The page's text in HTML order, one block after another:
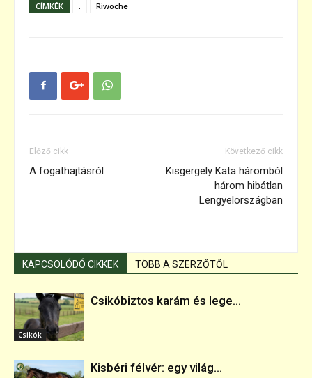
CÍMKÉK Riwoche
Előző cikk
A fogathajtásról
Következő cikk
Kisgergely Kata háromból
három hibátlan
Lengyelországban
KAPCSOLÓDÓ CIKKEK TÖBB A SZERZŐTŐL
Csikók
Csikóbiztos karám és lege...
Kisbéri félvér: egy világ...